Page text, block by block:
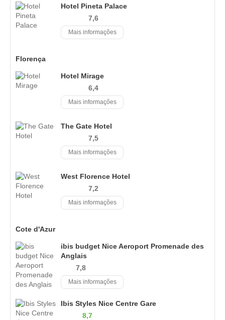
Hotel Pineta Palace
7,6
Mais informações
Florença
Hotel Mirage
6,4
Mais informações
The Gate Hotel
7,5
Mais informações
West Florence Hotel
7,2
Mais informações
Cote d'Azur
ibis budget Nice Aeroport Promenade des
Anglais
7,8
Mais informações
Ibis Styles Nice Centre Gare
8,7